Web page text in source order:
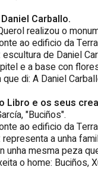
Carballo.
realizou o
ao edificio da
de Daniel
e a base con
di: A Daniel
Libro e os seus
"Buciños".
ao edificio da
a unha
unha mesma peza
o home: Buciños,